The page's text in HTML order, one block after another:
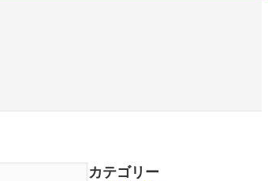
カテゴリー